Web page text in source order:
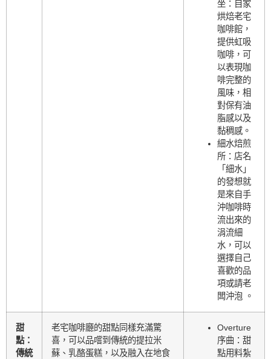
坐：自家
烘焙老宅
咖啡館，
提供虹吸
咖啡，可
以表現咖
啡完整的
風味，相
對保有油
脂感以及
黏稠感。
細水焙煎
所：店名
「細水」
的發想就
是來自手
沖咖啡時
流出來的
涓流細
水，可以
選擇自己
喜歡的品
項或請老
闆沖泡 。
甜
點：
傳統
老宅咖啡廳的甜點同樣充滿驚
喜，可以品嚐到傳統的提拉米
蘇、乳酪蛋糕，以及融入在地食
Overture
序曲：甜
點用料紮